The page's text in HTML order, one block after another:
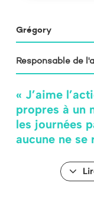
Grégory
Responsable de
« J’aime
propres à un
les journées
aucune ne se